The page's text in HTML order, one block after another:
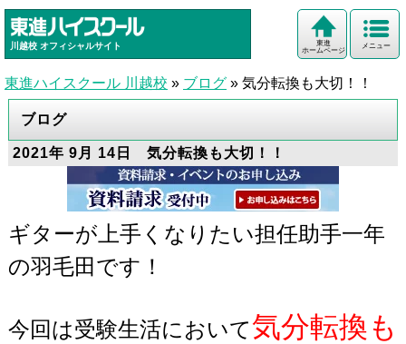
川越校 オフィシャルサイト メニュー
東進
ホームページ
東進ハイスクール 川越校 » ブログ » 気分転換も大切！！
ブログ
2021年 9月 14日 気分転換も大切！！
ギターが上手くなりたい担任助手一年
の羽毛田です！
今回は受験生活において気分転換も